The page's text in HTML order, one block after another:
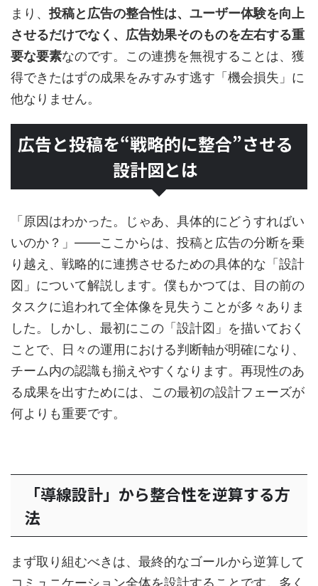
まり、投稿と広告の整合性は、ユーザー体験を向上
させるだけでなく、広告効果そのものを左右する重
要な要素なのです。この連携を無視することは、獲
得できたはずの成果をみすみす逃す「機会損失」に
他なりません。
広告と投稿を“戦略的に整合”させる
設計図とは
「原因はわかった。じゃあ、具体的にどうすればい
いのか？」――ここからは、投稿と広告の分断を乗
り越え、戦略的に連携させるための具体的な「設計
図」について解説します。僕もかつては、目の前の
タスクに追われて全体像を見失うことが多々ありま
した。しかし、最初にこの「設計図」を描いておく
ことで、日々の運用における判断軸が明確になり、
チーム内の認識も揃えやすくなります。再現性のあ
る成果を出すためには、この最初の設計フェーズが
何よりも重要です。
「導線設計」から整合性を逆算する方
法
まず取り組むべきは、最終的なゴールから逆算して
コミュニケーション全体を設計することです。多く